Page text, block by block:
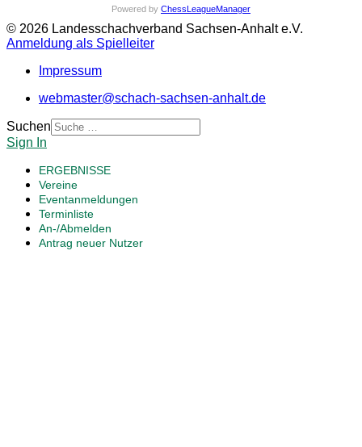
Powered by ChessLeagueManager
© 2026 Landesschachverband Sachsen-Anhalt e.V.
Anmeldung als Spielleiter
Impressum
webmaster@schach-sachsen-anhalt.de
Suchen
Sign In
ERGEBNISSE
Vereine
Eventanmeldungen
Terminliste
An-/Abmelden
Antrag neuer Nutzer